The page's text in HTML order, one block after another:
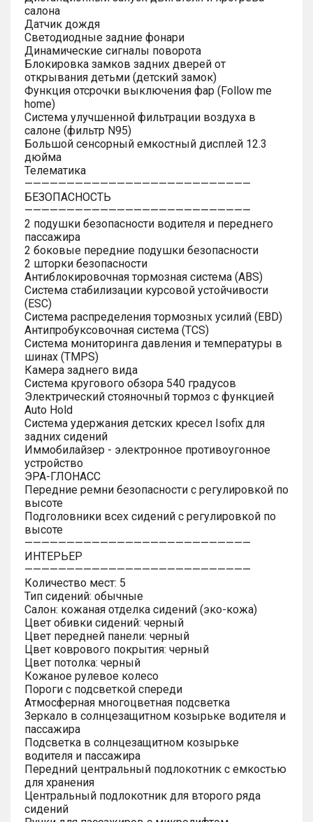
салона
Датчик дождя
Светодиодные задние фонари
Динамические сигналы поворота
Блокировка замков задних дверей от
открывания детьми (детский замок)
Функция отсрочки выключения фар (Follow me
home)
Система улучшенной фильтрации воздуха в
салоне (фильтр N95)
Большой сенсорный емкостный дисплей 12.3
дюйма
Телематика
———————————————————————————
БЕЗОПАСНОСТЬ
———————————————————————————
2 подушки безопасности водителя и переднего
пассажира
2 боковые передние подушки безопасности
2 шторки безопасности
Антиблокировочная тормозная система (ABS)
Система стабилизации курсовой устойчивости
(ESC)
Система распределения тормозных усилий (EBD)
Антипробуксовочная система (TCS)
Система мониторинга давления и температуры в
шинах (TMPS)
Камера заднего вида
Система кругового обзора 540 градусов
Электрический стояночный тормоз с функцией
Auto Hold
Система удержания детских кресел Isofix для
задних сидений
Иммобилайзер - электронное противоугонное
устройство
ЭРА-ГЛОНАСС
Передние ремни безопасности с регулировкой по
высоте
Подголовники всех сидений с регулировкой по
высоте
———————————————————————————
ИНТЕРЬЕР
———————————————————————————
Количество мест: 5
Тип сидений: обычные
Салон: кожаная отделка сидений (эко-кожа)
Цвет обивки сидений: черный
Цвет передней панели: черный
Цвет коврового покрытия: черный
Цвет потолка: черный
Кожаное рулевое колесо
Пороги с подсветкой спереди
Атмосферная многоцветная подсветка
Зеркало в солнцезащитном козырьке водителя и
пассажира
Подсветка в солнцезащитном козырьке
водителя и пассажира
Передний центральный подлокотник с емкостью
для хранения
Центральный подлокотник для второго ряда
сидений